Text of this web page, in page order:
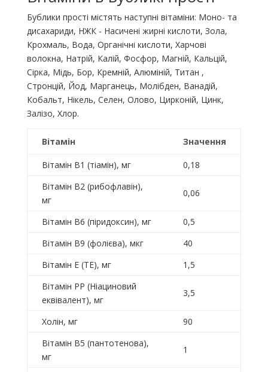
Бублики прості містять наступні вітаміни: Моно- та
дисахариди, НЖК - Насичені жирні кислоти, Зола,
Крохмаль, Вода, Органічні кислоти, Харчові
волокна, Натрій, Калій, Фосфор, Магній, Кальцій,
Сірка, Мідь, Бор, Кремній, Алюміній, Титан ,
Стронцій, Йод, Марганець, Молібден, Ванадій,
Кобальт, Нікель, Селен, Олово, Цирконій, Цинк,
Залізо, Хлор.
Вітамін Значення
Вітамін B1 (тіамін), мг
0,18
Вітамін B2 (рибофлавін),
мг
0,06
Вітамін B6 (піридоксин), мг
0,5
Вітамін B9 (фолієва), мкг
40
Вітамін E (ТЕ), мг
1,5
Вітамін PP (Ніациновий
еквівалент), мг
3,5
Холін, мг
90
Вітамін B5 (пантотенова),
мг
1